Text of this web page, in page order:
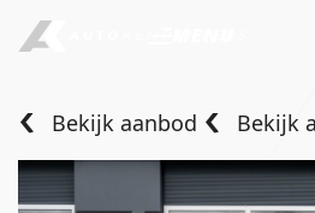
Bekijk aanbod Bekijk